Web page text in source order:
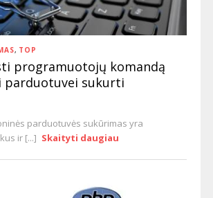
, TOP
programuotojų komandą
parduotuvei sukurti
parduotuvės sukūrimas yra
ir [...] Skaityti daugiau